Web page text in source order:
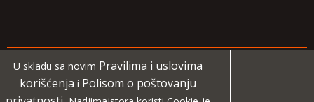
Copyright 2026 NadjiMajstora.rs
U skladu sa novim Pravilima i uslovima
korišćenja i Polisom o poštovanju